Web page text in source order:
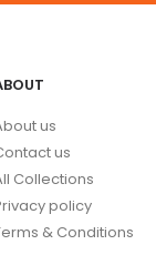
us
us
Collections
policy
& Conditions